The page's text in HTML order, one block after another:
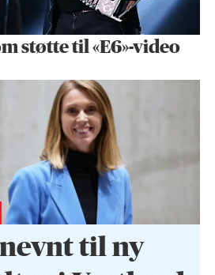
støtte til «E6»-video
til ny